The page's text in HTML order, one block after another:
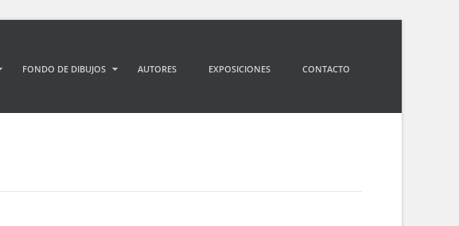
FONDO DE DIBUJOS AUTORES EXPOSICIONES CONTACTO